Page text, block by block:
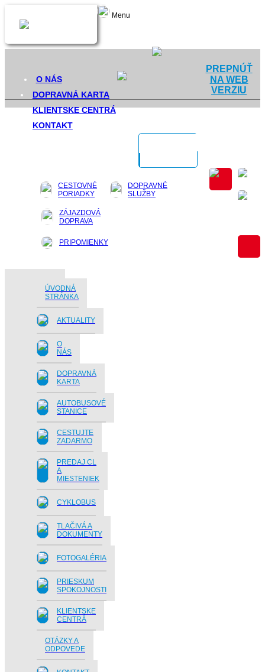
O NÁS
DOPRAVNÁ KARTA
KLIENTSKE CENTRÁ
KONTAKT
CESTOVNÉ
PORIADKY
DOPRAVNÉ
SLUŽBY
ZÁJAZDOVÁ
DOPRAVA
PRIPOMIENKY
Menu
ÚVODNÁ
STRÁNKA
AKTUALITY
O
NÁS
DOPRAVNÁ
KARTA
AUTOBUSOVÉ
STANICE
CESTUJTE
ZADARMO
PREDAJ CL
A
MIESTENIEK
CYKLOBUS
TLAČIVÁ A
DOKUMENTY
FOTOGALÉRIA
PRIESKUM
SPOKOJNOSTI
KLIENTSKE
CENTRÁ
OTÁZKY A
ODPOVEDE
PREPNÚŤ
NA WEB
VERZIU